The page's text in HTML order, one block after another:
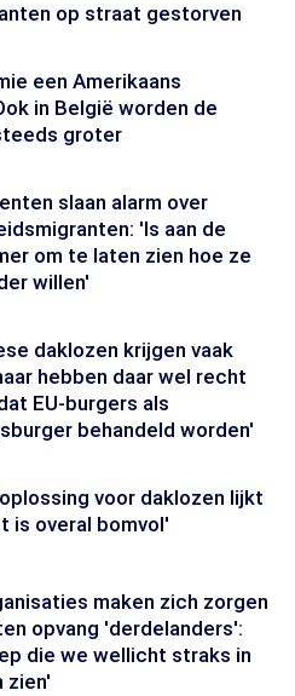
op straat gestorven
een Amerikaans
in België worden de
groter
slaan alarm over
'Is aan de
om te laten zien hoe ze
willen'
daklozen krijgen vaak
hebben daar wel recht
EU-burgers als
behandeld worden'
voor daklozen lijkt
is overal bomvol'
maken zich zorgen
opvang 'derdelanders':
die we wellicht straks in
zien'